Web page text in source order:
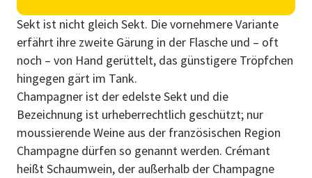
Sekt ist nicht gleich Sekt. Die vornehmere Variante
erfährt ihre zweite Gärung in der Flasche und – oft
noch – von Hand gerüttelt, das günstigere Tröpfchen
hingegen gärt im Tank.
Champagner ist der edelste Sekt und die
Bezeichnung ist urheberrechtlich geschützt; nur
moussierende Weine aus der französischen Region
Champagne dürfen so genannt werden. Crémant
heißt Schaumwein, der außerhalb der Champagne